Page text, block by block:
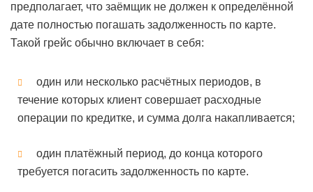
предполагает, что заёмщик не должен к определённой
дате полностью погашать задолженность по карте.
Такой грейс обычно включает в себя:
один или несколько расчётных периодов, в
течение которых клиент совершает расходные
операции по кредитке, и сумма долга накапливается;
один платёжный период, до конца которого
требуется погасить задолженность по карте.